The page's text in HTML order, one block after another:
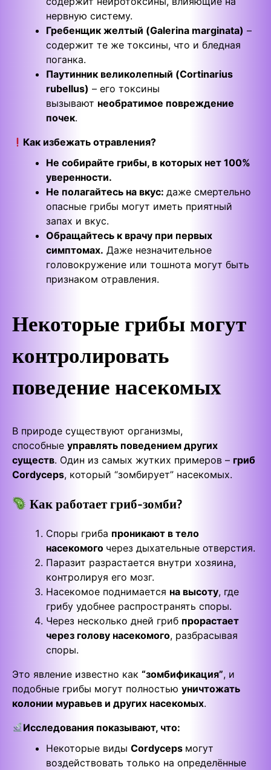
нервную систему.
Гребенщик желтый (Galerina marginata) –
содержит те же токсины, что и бледная
поганка.
Паутинник великолепный (Cortinarius
rubellus) – его токсины
вызывают необратимое повреждение
почек.
Как избежать отравления?
Не собирайте грибы, в которых нет 100%
уверенности.
Не полагайтесь на вкус: даже смертельно
опасные грибы могут иметь приятный
запах и вкус.
Обращайтесь к врачу при первых
симптомах. Даже незначительное
головокружение или тошнота могут быть
признаком отравления.
Некоторые грибы могут
контролировать
поведение насекомых
В природе существуют организмы,
способные управлять поведением других
существ. Один из самых жутких примеров – гриб
Cordyceps, который “зомбирует” насекомых.
Как работает гриб-зомби?
Споры гриба проникают в тело
насекомого через дыхательные отверстия.
Паразит разрастается внутри хозяина,
контролируя его мозг.
Насекомое поднимается на высоту, где
грибу удобнее распространять споры.
Через несколько дней гриб прорастает
через голову насекомого, разбрасывая
споры.
Это явление известно как “зомбификация”, и
подобные грибы могут полностью уничтожать
колонии муравьев и других насекомых.
Исследования показывают, что:
Некоторые виды Cordyceps могут
воздействовать только на определённые